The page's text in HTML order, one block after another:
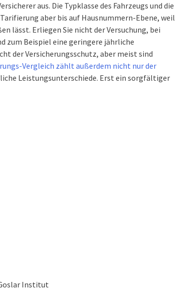
aus. Die Typklasse des Fahrzeugs und die
aber bis auf Hausnummern-Ebene, weil
lässt. Erliegen Sie nicht der Versuchung, bei
zum Beispiel eine geringere jährliche
der Versicherungsschutz, aber meist sind
Vergleich zählt außerdem nicht nur der
Leistungsunterschiede. Erst ein sorgfältiger
Institut